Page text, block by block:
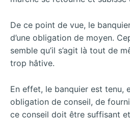
De ce point de vue, le
d’une obligation de moyen.
semble qu’il s’agit là tout de
trop hâtive.
En effet, le banquier est tenu,
obligation de conseil, de
ce conseil doit être suffisant